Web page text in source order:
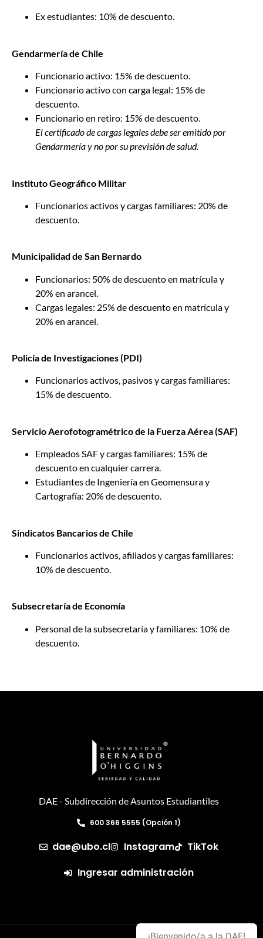
Ex estudiantes: 10% de descuento.
Gendarmería de Chile
Funcionario activo: 15% de descuento.
Funcionario activo con carga legal: 15% de
descuento.
Funcionario en retiro: 15% de descuento.
El certificado de cargas legales debe ser emitido por
Gendarmería y no por su previsión de salud.
Instituto Geográfico Militar
Funcionarios activos y cargas familiares: 20% de
descuento.
Municipalidad de San Bernardo
Funcionarios: 50% de descuento en matrícula y
20% en arancel.
Cargas legales: 25% de descuento en matrícula y
20% en arancel.
Policía de Investigaciones (PDI)
Funcionarios activos, pasivos y cargas familiares:
15% de descuento.
Servicio Aerofotogramétrico de la Fuerza Aérea (SAF)
Empleados SAF y cargas familiares: 15% de
descuento en cualquier carrera.
Estudiantes de Ingeniería en Geomensura y
Cartografía: 20% de descuento.
Sindicatos Bancarios de Chile
Funcionarios activos, afiliados y cargas familiares:
10% de descuento.
Subsecretaría de Economía
Personal de la subsecretaría y familiares: 10% de
descuento.
DAE - Subdirección de Asuntos Estudiantiles
600 366 5555 (Opción 1)
dae@ubo.cl Instagram
TikTok
Ingresar administración